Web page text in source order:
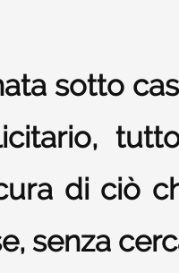
sotto
di ciò
senza